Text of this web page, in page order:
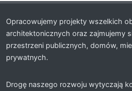
Opracowujemy projekty wszelkich
architektonicznych oraz zajmujemy
przestrzeni publicznych, domów,
prywatnych.
Drogę naszego rozwoju wytyczają